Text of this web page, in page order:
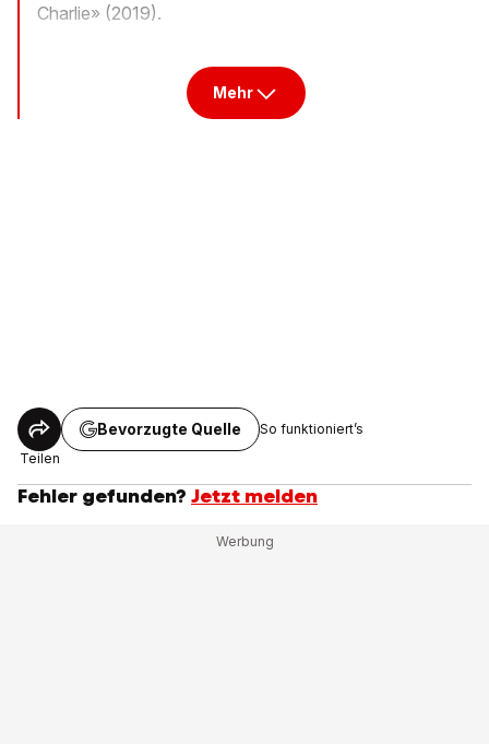
Charlie» (2019).
Mehr
Teilen
Bevorzugte Quelle So funktioniert’s
Fehler gefunden? Jetzt melden